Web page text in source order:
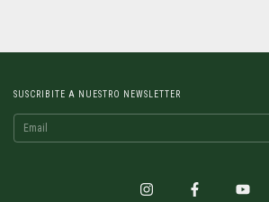
SUSCRIBITE A NUESTRO NEWSLETTER